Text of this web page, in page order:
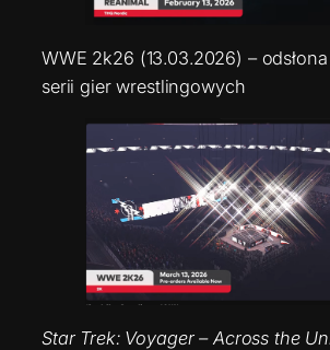
WWE 2k26 (13.03.2026) –
serii gier wrestlingowych
Star Trek: Voyager – Across the